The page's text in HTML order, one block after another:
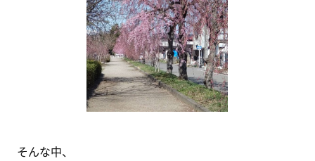
そんな中、